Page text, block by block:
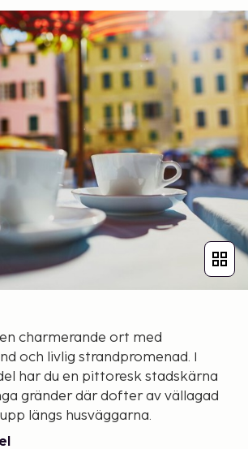
charmerande ort med
och livlig strandpromenad. I
har du en pittoresk stadskärna
gränder där dofter av vällagad
längs husväggarna.